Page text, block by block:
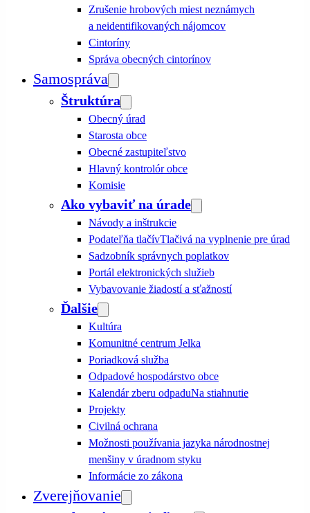
Zrušenie hrobových miest neznámych
a neidentifikovaných nájomcov
Cintoríny
Správa obecných cintorínov
Samospráva
Štruktúra
Obecný úrad
Starosta obce
Obecné zastupiteľstvo
Hlavný kontrolór obce
Komisie
Ako vybaviť na úrade
Návody a inštrukcie
Podateľňa tlačívTlačivá na vyplnenie pre úrad
Sadzobník správnych poplatkov
Portál elektronických služieb
Vybavovanie žiadostí a sťažností
Ďalšie
Kultúra
Komunitné centrum Jelka
Poriadková služba
Odpadové hospodárstvo obce
Kalendár zberu odpaduNa stiahnutie
Projekty
Civilná ochrana
Možnosti používania jazyka národnostnej
menšiny v úradnom styku
Informácie zo zákona
Zverejňovanie